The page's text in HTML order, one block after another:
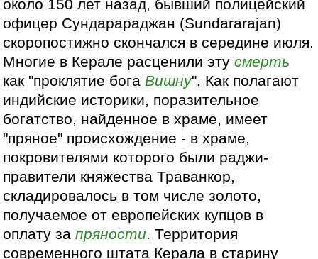
около 150 лет назад, бывший полицейский
офицер Сундарараджан (Sundararajan)
скоропостижно скончался в середине июля.
Многие в Керале расценили этусмерть
как "проклятие бога Вишну". Как полагают
индийские историки, поразительное
богатство, найденное в храме, имеет
"пряное" происхождение - в храме,
покровителями которого были раджи-
правители княжества Траванкор,
складировалось в том числе золото,
получаемое от европейских купцов в
оплату запряности. Территория
современного штата Керала в старину